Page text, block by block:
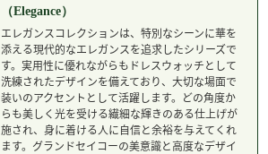
（Elegance）
エレガンスコレクションは、特別なシーンに華を
添える現代的なエレガンスを追求したシリーズで
す。実用性に優れながらもドレスウォッチとして
洗練されたデザインを備えており、大切な場面で
装いのアクセントとして活躍します。どの角度か
らも美しく光を受ける繊細な輝きのある仕上げが
施され、身に着ける人に自信と余裕を与えてくれ
ます。グランドセイコーの美意識と高度なデザイ